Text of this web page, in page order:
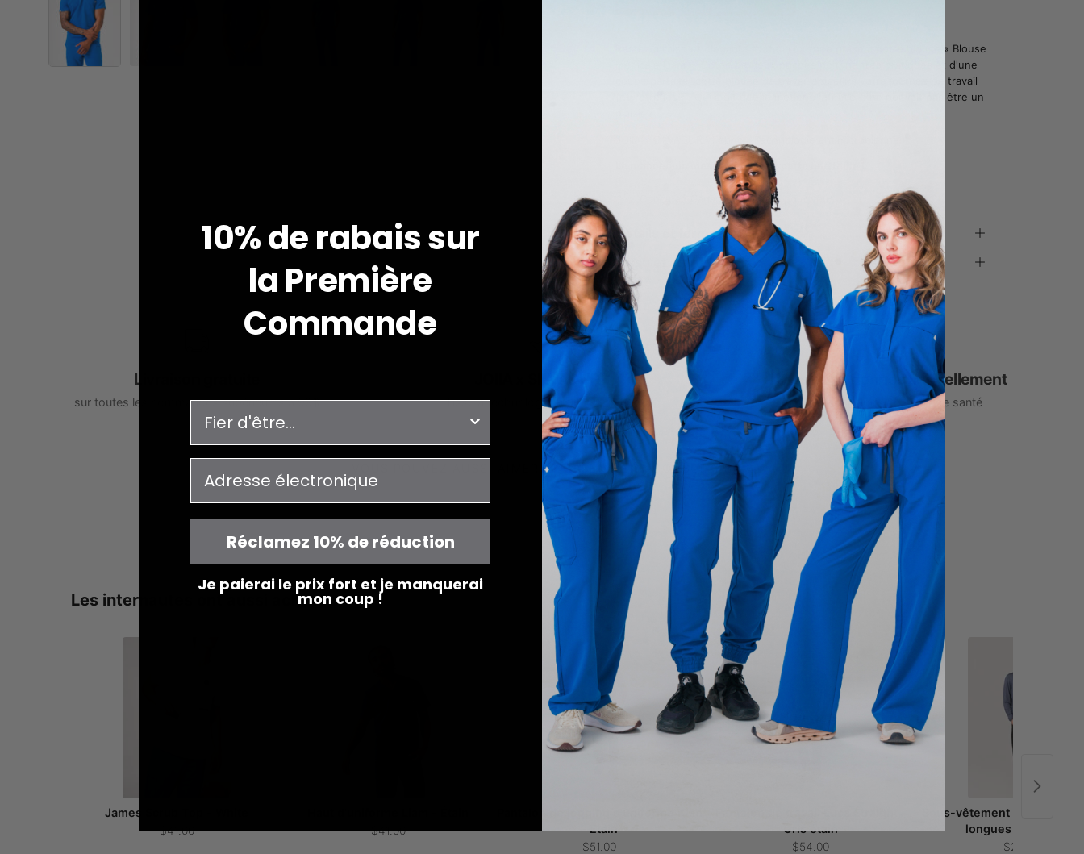
Restez à l'aise et élégante toute la journée grâce à notre blouse « Blouse
médicale Liam ». Dotée de deux poches poitrine très pratiques et d'une
coupe parfaite, cette blouse de travail embellira votre journée de travail
(et votre look). Qui a dit que le métier d'infirmière ne pouvait pas être un
Le mannequin mesure 1,85 m et porte une taille L
Conçu au Canada - fabriqué pour vous.
Détails et forme
Tissu et entretien
Livraison gratuite
sur toutes les commandes supérieures à 99$
JOIIA x SILVADUR™
Tissu à technologie antimicrobienne
1% de dons donnés annuellement
aux associations de soins de santé
RÉCEMMENT CONSULTÉS
Les internautes ont aussi acheté
James Scrub Top - White
$41.00
$41.00
- Étain
$51.00
Gris étain
$54.00
Sous-vêtement médical à
longues Sam - Étain
$24.00
10% de rabais sur
laPremière
Commande
enquête
courriel
Réclamez 10% de réduction
Je paierai le prix fort et je manquerai
mon coup !